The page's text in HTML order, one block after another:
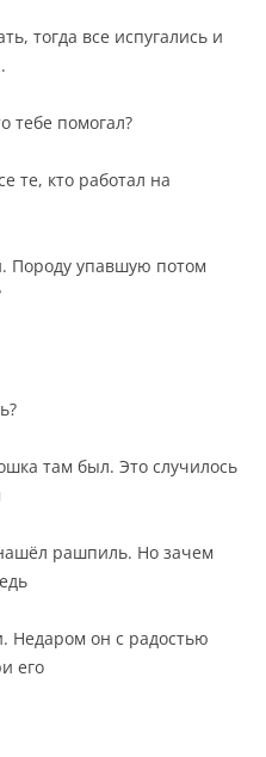
тогда все испугались и
тебе помогал?
те, кто работал на
Породу упавшую потом
там был. Это случилось
рашпиль. Но зачем
Недаром он с радостью
его